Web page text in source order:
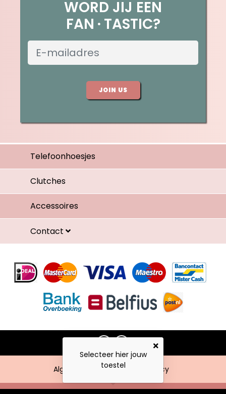
WORD JIJ EEN
FAN TASTIC?
JOIN US
Telefoonhoesjes
Clutches
Accessoires
Contact
Algemene voorwaarden Privacy
Selecteer hier jouw
toestel